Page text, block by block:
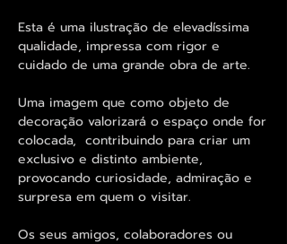
Esta é uma ilustração de elevadíssima
qualidade, impressa com rigor e
cuidado de uma grande obra de arte.
Uma imagem que como objeto de
decoração valorizará o espaço onde for
colocada, contribuindo para criar um
exclusivo e distinto ambiente,
provocando curiosidade, admiração e
surpresa em quem o visitar.
Os seus amigos, colaboradores ou